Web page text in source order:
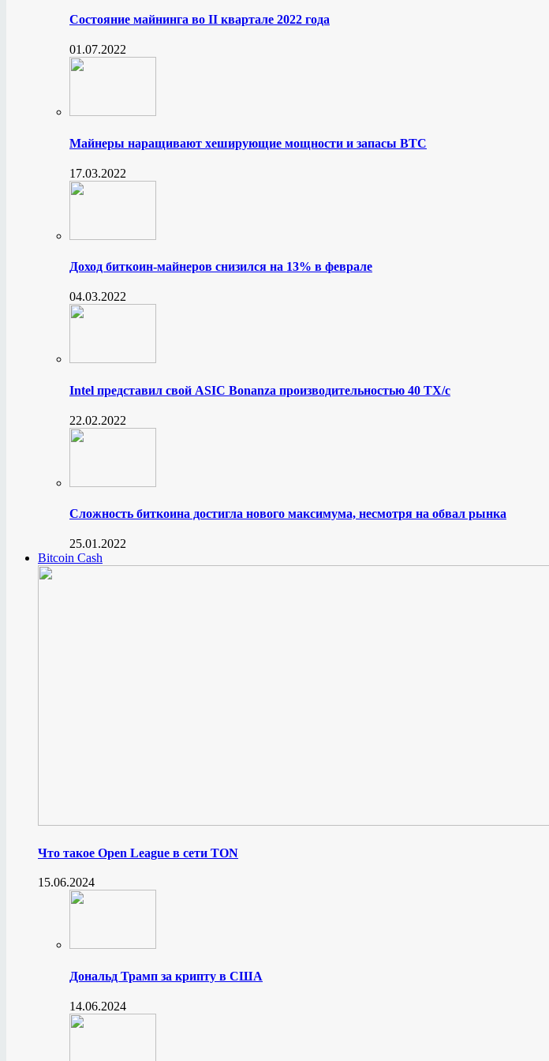
Состояние майнинга во II квартале 2022 года
01.07.2022
Майнеры наращивают хеширующие мощности и запасы BTC
17.03.2022
Доход биткоин-майнеров снизился на 13% в феврале
04.03.2022
Intel представил свой ASIC Bonanza производительностью 40 ТХ/с
22.02.2022
Сложность биткоина достигла нового максимума, несмотря на обвал рынка
25.01.2022
Bitcoin Cash
Что такое Open League в сети TON
15.06.2024
Дональд Трамп за крипту в США
14.06.2024